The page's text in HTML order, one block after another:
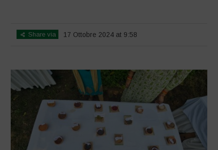
Share via 17 Ottobre 2024 at 9:58